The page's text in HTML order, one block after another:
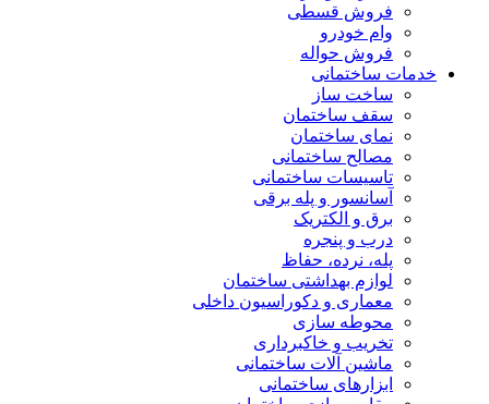
فروش قسطی
وام خودرو
فروش حواله
خدمات ساختمانی
ساخت ساز
سقف ساختمان
نمای ساختمان
مصالح ساختمانی
تاسیسات ساختمانی
آسانسور و پله برقی
برق و الکتریک
درب و پنجره
پله، نرده، حفاظ
لوازم بهداشتی ساختمان
معماری و دکوراسیون داخلی
محوطه سازی
تخریب و خاکبرداری
ماشین آلات ساختمانی
ابزارهای ساختمانی